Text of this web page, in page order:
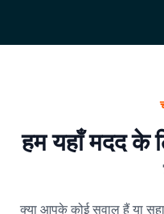
हम यहाँ मदद के
क्या आपके कोई सवाल हैं या